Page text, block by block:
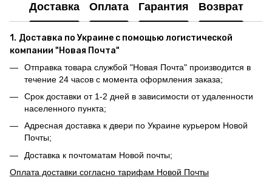
Доставка Оплата Гарантия Возврат
1. Доставка по Украине с помощью логистической
компании "Новая Почта"
Отправка товара службой "Новая Почта" производится в
течение 24 часов с момента оформления заказа;
Срок доставки от 1-2 дней в зависимости от удаленности
населенного пункта;
Адресная доставка к двери по Украине курьером Новой
Почты;
Доставка к почтоматам Новой почты;
Оплата доставки согласно тарифам Новой Почты